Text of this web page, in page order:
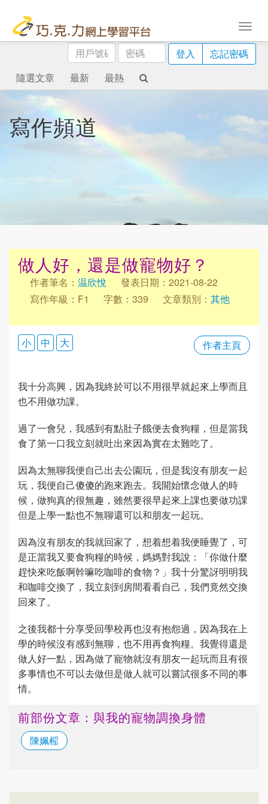
用
戶
號
碼
密
碼
登入
忘記密碼
隨選文章
最新 最熱
寫作頻道
做人好，還是做寵物好？
作者筆名： 温欣悅
發表日期：2021-08-22
寫作年級：F1
字數：339 文章類別： 其他
作者主頁
小 中 大
我十分高興，因為我終於可以不用很早就起來上學而且
也不用做功課。
過了一會兒，我感到有點肚子餓便去食狗糧，但是當我
食了第一口我立刻就吐出來因為實在太難吃了。
因為太無聊我便自己出去公園玩，但是我沒有朋友一起
玩，我便自己傻傻的跑來跑去。我開始懷念做人的時
候，做狗真的很無趣，雖然要很早起來上課也要做功課
但是上學一點也不無聊還可以和朋友一起玩。
因為沒有朋友的我就回家了，想着想着我便睡覺了，可
是正當我又要食狗糧的時候，媽媽對我說：「你做什麼
趕快來吃飯啊幹嘛吃咖啡的食物？」我十分驚訝明明我
和咖啡交換了，我立刻到房間看看自己，我們竟然交換
回來了。
之後我都十分享受回學校再也沒有抱怨過，因為我在上
學的時候沒有感到無聊，也不用再食狗糧。我覺得還是
做人好一點，因為做了寵物就沒有朋友一起玩而且有很
多事情也不可以去做但是做人就可以嘗試很多不同的事
情。
前部份文章：與我的寵物調換身體
陳姵榣